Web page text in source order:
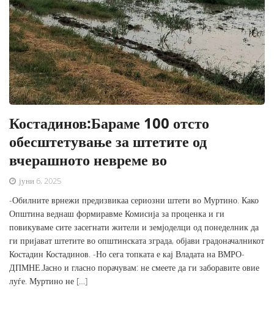
Костадинов:Бараме 100 отсто
обесштетување за штетите од
вчерашното невреме во
јуни 6, 2025
-Обилните врнежи предизвикаа сериозни штети во Муртино. Како
Општина веднаш формиравме Комисија за проценка и ги
повикуваме сите засегнати жители и земјоделци од понеделник да
ги пријават штетите во општинската зграда, објави градоначалникот
Костадин Костадинов. -Но сега топката е кај Владата на ВМРО-
ДПМНЕ.Јасно и гласно порачувам: не смеете да ги заборавите овие
луѓе. Муртино не […]